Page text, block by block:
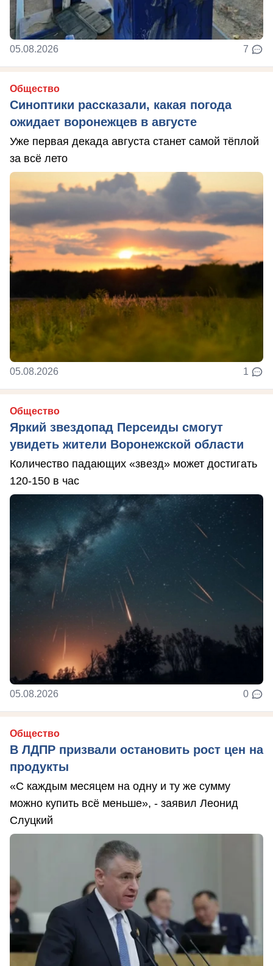
05.08.2026 7
Общество
Синоптики рассказали, какая погода
ожидает воронежцев в августе
Уже первая декада августа станет самой тёплой
за всё лето
05.08.2026 1
Общество
Яркий звездопад Персеиды смогут
увидеть жители Воронежской области
Количество падающих «звезд» может достигать
120-150 в час
05.08.2026 0
Общество
В ЛДПР призвали остановить рост цен на
продукты
«С каждым месяцем на одну и ту же сумму
можно купить всё меньше», - заявил Леонид
Слуцкий